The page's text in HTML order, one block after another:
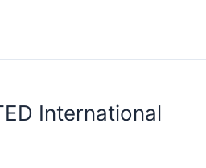
International